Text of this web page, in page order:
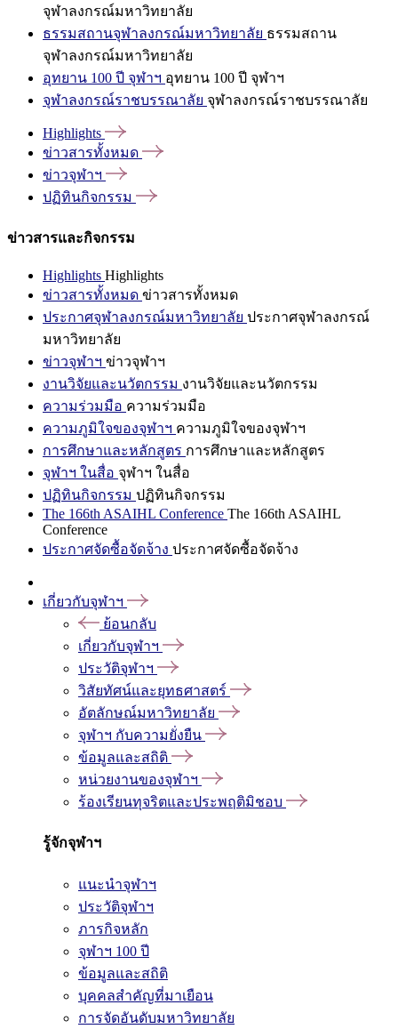
จุฬาลงกรณ์มหาวิทยาลัย
ธรรมสถานจุฬาลงกรณ์มหาวิทยาลัย ธรรมสถาน
จุฬาลงกรณ์มหาวิทยาลัย
อุทยาน 100 ปี จุฬาฯ อุทยาน 100 ปี จุฬาฯ
จุฬาลงกรณ์ราชบรรณาลัย จุฬาลงกรณ์ราชบรรณาลัย
Highlights
ข่าวสารทั้งหมด
ข่าวจุฬาฯ
ปฏิทินกิจกรรม
ข่าวสารและกิจกรรม
Highlights Highlights
ข่าวสารทั้งหมด ข่าวสารทั้งหมด
ประกาศจุฬาลงกรณ์มหาวิทยาลัย ประกาศจุฬาลงกรณ์
มหาวิทยาลัย
ข่าวจุฬาฯ ข่าวจุฬาฯ
งานวิจัยและนวัตกรรม งานวิจัยและนวัตกรรม
ความร่วมมือ ความร่วมมือ
ความภูมิใจของจุฬาฯ ความภูมิใจของจุฬาฯ
การศึกษาและหลักสูตร การศึกษาและหลักสูตร
จุฬาฯ ในสื่อ จุฬาฯ ในสื่อ
ปฏิทินกิจกรรม ปฏิทินกิจกรรม
The 166th ASAIHL Conference The 166th ASAIHL
Conference
ประกาศจัดซื้อจัดจ้าง ประกาศจัดซื้อจัดจ้าง
เกี่ยวกับจุฬาฯ
ย้อนกลับ
เกี่ยวกับจุฬาฯ
ประวัติจุฬาฯ
วิสัยทัศน์และยุทธศาสตร์
อัตลักษณ์มหาวิทยาลัย
จุฬาฯ กับความยั่งยืน
ข้อมูลและสถิติ
หน่วยงานของจุฬาฯ
ร้องเรียนทุจริตและประพฤติมิชอบ
รู้จักจุฬาฯ
แนะนำจุฬาฯ
ประวัติจุฬาฯ
ภารกิจหลัก
จุฬาฯ 100 ปี
ข้อมูลและสถิติ
บุคคลสำคัญที่มาเยือน
การจัดอันดับมหาวิทยาลัย